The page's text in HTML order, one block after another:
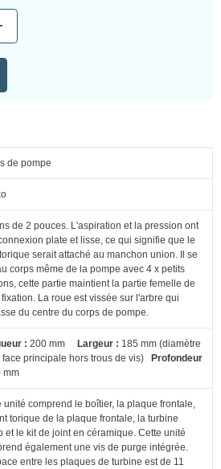
de pompe
de 2 pouces. L'aspiration et la pression ont
plate et lisse, ce qui signifie que le
serait attaché au manchon union. Il se
corps même de la pompe avec 4 x petits
cette partie maintient la partie femelle de
La roue est vissée sur l'arbre qui
du centre du corps de pompe.
: 200 mm Largeur : 185 mm (diamètre
face principale hors trous de vis) Profondeur
mm
unité comprend le boîtier, la plaque frontale,
torique de la plaque frontale, la turbine
et le kit de joint en céramique. Cette unité
également une vis de purge intégrée.
entre les plaques de turbine est de 11